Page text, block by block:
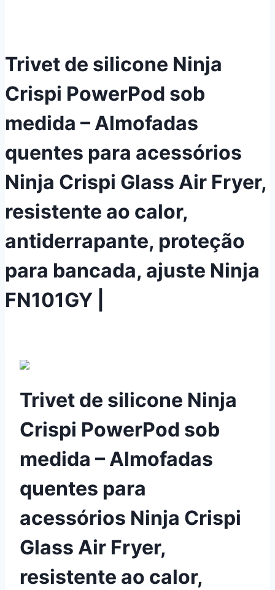
Trivet de silicone Ninja
Crispi PowerPod sob
medida – Almofadas
quentes para acessórios
Ninja Crispi Glass Air Fryer,
resistente ao calor,
antiderrapante, proteção
para bancada, ajuste Ninja
FN101GY |
Trivet de silicone Ninja
Crispi PowerPod sob
medida – Almofadas
quentes para
acessórios Ninja Crispi
Glass Air Fryer,
resistente ao calor,